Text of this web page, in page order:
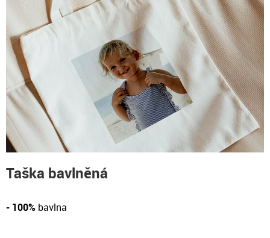
Taška bavlněná
- 100% bavlna